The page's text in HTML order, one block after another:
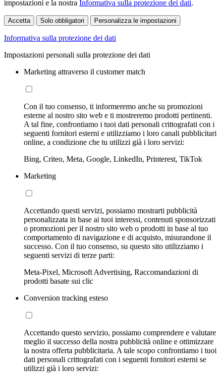
impostazioni e la nostra Informativa sulla protezione dei dati.
Accetta Solo obbligatori Personalizza le impostazioni
Informativa sulla protezione dei dati
Impostazioni personali sulla protezione dei dati
Marketing attraverso il customer match
Con il tuo consenso, ti informeremo anche su promozioni
esterne al nostro sito web e ti mostreremo prodotti pertinenti.
A tal fine, confrontiamo i tuoi dati personali crittografati con i
seguenti fornitori esterni e utilizziamo i loro canali pubblicitari
online, a condizione che tu utilizzi già i loro servizi:
Bing, Criteo, Meta, Google, LinkedIn, Printerest, TikTok
Marketing
Accettando questi servizi, possiamo mostrarti pubblicità
personalizzata in base ai tuoi interessi, contenuti sponsorizzati
o promozioni per il nostro sito web o prodotti in base al tuo
comportamento di navigazione e di acquisto, misurandone il
successo. Con il tuo consenso, su questo sito utilizziamo i
seguenti servizi di terze parti:
Meta-Pixel, Microsoft Advertising, Raccomandazioni di
prodotti basate sui clic
Conversion tracking esteso
Accettando questo servizio, possiamo comprendere e valutare
meglio il successo della nostra pubblicità online e ottimizzare
la nostra offerta pubblicitaria. A tale scopo confrontiamo i tuoi
dati personali crittografati con i seguenti fornitori esterni se
utilizzi già i loro servizi: